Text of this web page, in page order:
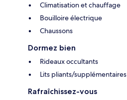
Climatisation et chauffage
Bouilloire électrique
Chaussons
Dormez bien
Rideaux occultants
Lits pliants/
Rafraîchissez-vous